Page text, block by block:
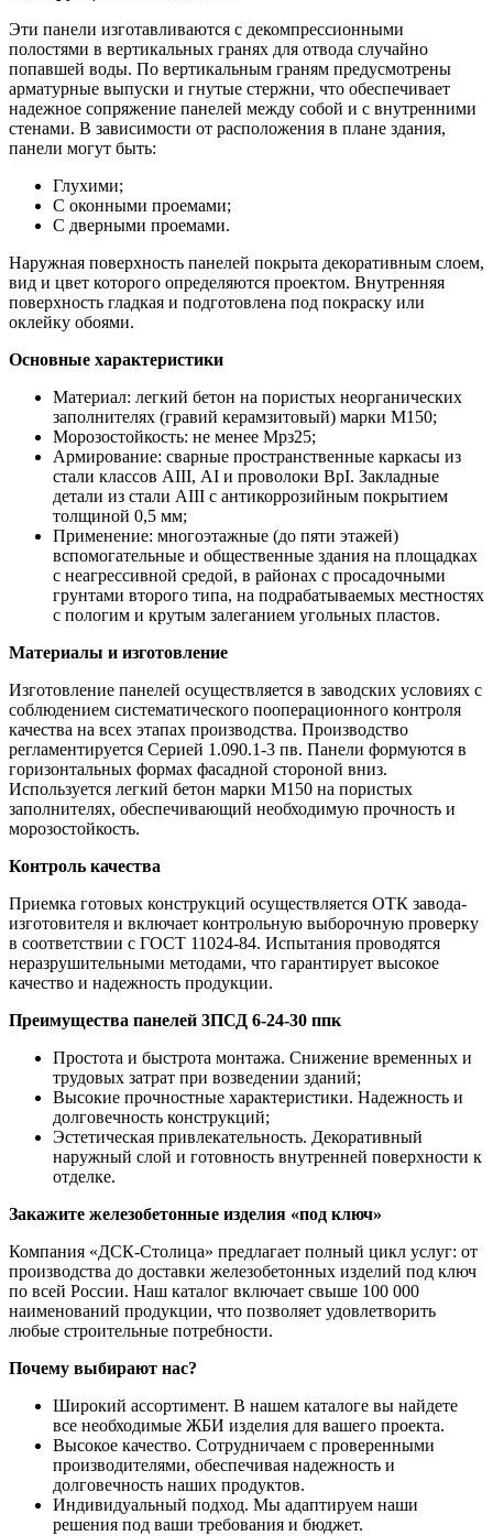
Эти панели изготавливаются с декомпрессионными
полостями в вертикальных гранях для отвода случайно
попавшей воды. По вертикальным граням предусмотрены
арматурные выпуски и гнутые стержни, что обеспечивает
надежное сопряжение панелей между собой и с внутренними
стенами. В зависимости от расположения в плане здания,
панели могут быть:
Глухими;
С оконными проемами;
С дверными проемами.
Наружная поверхность панелей покрыта декоративным слоем,
вид и цвет которого определяются проектом. Внутренняя
поверхность гладкая и подготовлена под покраску или
оклейку обоями.
Основные характеристики
Материал: легкий бетон на пористых неорганических
заполнителях (гравий керамзитовый) марки М150;
Морозостойкость: не менее Мрз25;
Армирование: сварные пространственные каркасы из
стали классов АIII, АI и проволоки ВрI. Закладные
детали из стали АIII с антикоррозийным покрытием
толщиной 0,5 мм;
Применение: многоэтажные (до пяти этажей)
вспомогательные и общественные здания на площадках
с неагрессивной средой, в районах с просадочными
грунтами второго типа, на подрабатываемых местностях
с пологим и крутым залеганием угольных пластов.
Материалы и изготовление
Изготовление панелей осуществляется в заводских условиях с
соблюдением систематического пооперационного контроля
качества на всех этапах производства. Производство
регламентируется Серией 1.090.1-3 пв. Панели формуются в
горизонтальных формах фасадной стороной вниз.
Используется легкий бетон марки М150 на пористых
заполнителях, обеспечивающий необходимую прочность и
морозостойкость.
Контроль качества
Приемка готовых конструкций осуществляется ОТК завода-
изготовителя и включает контрольную выборочную проверку
в соответствии с ГОСТ 11024-84. Испытания проводятся
неразрушительными методами, что гарантирует высокое
качество и надежность продукции.
Преимущества панелей 3ПСД 6-24-30 ппк
Простота и быстрота монтажа. Снижение временных и
трудовых затрат при возведении зданий;
Высокие прочностные характеристики. Надежность и
долговечность конструкций;
Эстетическая привлекательность. Декоративный
наружный слой и готовность внутренней поверхности к
отделке.
Закажите железобетонные изделия «под ключ»
Компания «ДСК-Столица» предлагает полный цикл услуг: от
производства до доставки железобетонных изделий под ключ
по всей России. Наш каталог включает свыше 100 000
наименований продукции, что позволяет удовлетворить
любые строительные потребности.
Почему выбирают нас?
Широкий ассортимент. В нашем каталоге вы найдете
все необходимые ЖБИ изделия для вашего проекта.
Высокое качество. Сотрудничаем с проверенными
производителями, обеспечивая надежность и
долговечность наших продуктов.
Индивидуальный подход. Мы адаптируем наши
решения под ваши требования и бюджет.